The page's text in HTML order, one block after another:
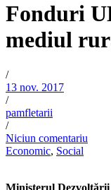
Fonduri
mediul
/
13 nov. 2017
/
pamfletarii
/
Niciun comentariu
Economic, Social
Ministerul Dezvoltării